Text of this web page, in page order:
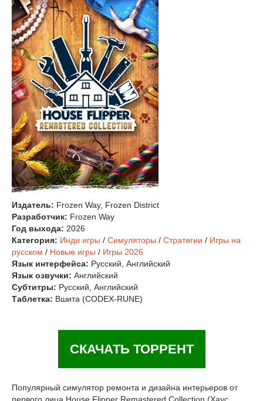
Издатель: Frozen Way, Frozen District
Разработчик: Frozen Way
Год выхода: 2026
Категория: Инди игры / Симуляторы / Стратегии / Игры на
русском / Новые игры / Игры 2026
Язык интерфейса: Русский, Английский
Язык озвучки: Английский
Субтитры: Русский, Английский
Таблетка: Вшита (CODEX-RUNE)
СКАЧАТЬ ТОРРЕНТ
Популярный симулятор ремонта и дизайна интерьеров от